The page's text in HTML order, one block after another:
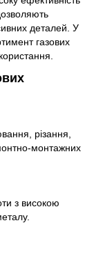
деталей. У
газових
різання,
монтажних
з високою